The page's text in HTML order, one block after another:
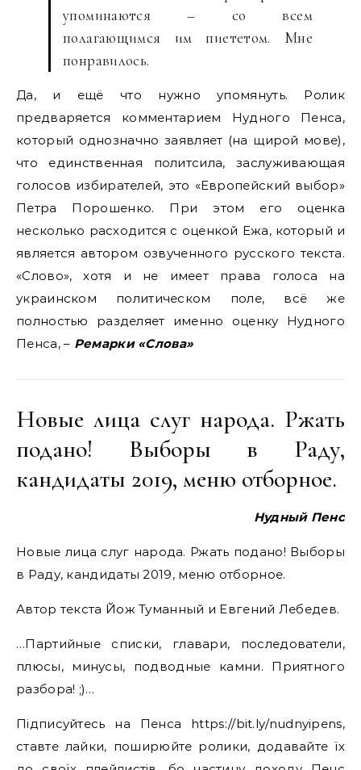
упоминаются – со всем
полагающимся им пиететом. Мне
понравилось.
Да, и ещё что нужно упомянуть. Ролик
предваряется комментарием Нудного Пенса,
который однозначно заявляет (на щирой мове),
что единственная политсила, заслуживающая
голосов избирателей, это «Европейский выбор»
Петра Порошенко. При этом его оценка
несколько расходится с оценкой Ежа, который и
является автором озвученного русского текста.
«Слово», хотя и не имеет права голоса на
украинском политическом поле, всё же
полностью разделяет именно оценку Нудного
Пенса, – Ремарки «Слова»
Новые лица слуг народа. Ржать
подано! Выборы в Раду,
кандидаты 2019, меню отборное.
Нудный Пенс
Новые лица слуг народа. Ржать подано! Выборы
в Раду, кандидаты 2019, меню отборное.
Автор текста Йож Туманный и Евгений Лебедев.
…Партийные списки, главари, последователи,
плюсы, минусы, подводные камни. Приятного
разбора! ;)…
Підписуйтесь на Пенса https://bit.ly/nudnyipens,
ставте лайки, поширюйте ролики, додавайте їх